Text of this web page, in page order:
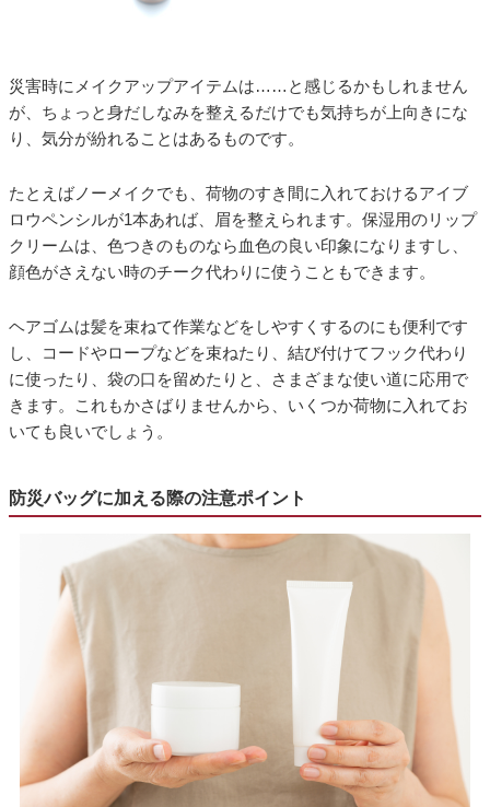
災害時にメイクアップアイテムは……と感じるかもしれません
が、ちょっと身だしなみを整えるだけでも気持ちが上向きにな
り、気分が紛れることはあるものです。
たとえばノーメイクでも、荷物のすき間に入れておけるアイブ
ロウペンシルが1本あれば、眉を整えられます。保湿用のリップ
クリームは、色つきのものなら血色の良い印象になりますし、
顔色がさえない時のチーク代わりに使うこともできます。
ヘアゴムは髪を束ねて作業などをしやすくするのにも便利です
し、コードやロープなどを束ねたり、結び付けてフック代わり
に使ったり、袋の口を留めたりと、さまざまな使い道に応用で
きます。これもかさばりませんから、いくつか荷物に入れてお
いても良いでしょう。
防災バッグに加える際の注意ポイント